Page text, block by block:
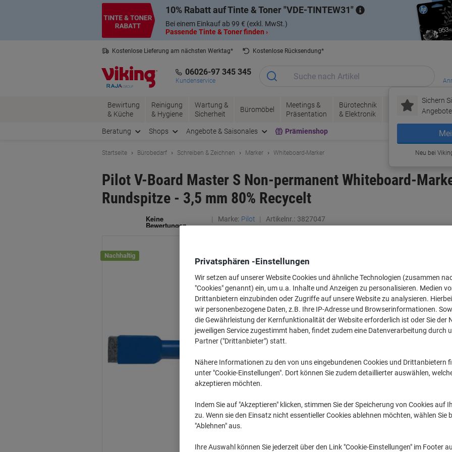
10% Rabatt auf Tinte & Toner VDE-TINTEW31
Bei einem Einkauf ab 99 € (exkl. MwSt.)
Passende Tinte & Toner finden ›
Kostenlose Lieferung am nächsten Werktag*
Kostenlose Rücksendung*
06026-97 345 345
Kundenservice
Sichern
Neu bei
Bewirtung
& Küche
Reinigung
& Hygiene
Wartung &
Sicherheit
Büromöbel
Meetings &
Präsentation
Bürotechnik
& Elektronik
Tinte &
Toner
Papier,
& Pakete
Beratung Shops Angebote & Saisonales Prämienshop
Startseite Bürobedarf Schreiben & Zeichnen Marker Whiteboard-Marker
Pilot V-Board Master S Non-permanent Whiteboard-
Rundspitze - 3,5 mm 80% Recycelt
Marke: Pilot Artikelnr.: 3827047
Nachhaltig
Menge exkl. USt
1-11Stück 2,39 €
12-23Stück 2,19 € -8%
Aktuell verfügbar Lieferung 2-3
Zu einer Liste
Privatsphären -Einstellungen
Wir setzen auf unserer Website Cookies und ähnliche Technologien (zusammen
"Cookies" genannt) ein, um u.a. Inhalte und Anzeigen zu personalisieren. Medien
Drittanbietern einzubinden oder Zugriffe auf unsere Website zu analysieren.
wir personenbezogene Daten, z.B. Ihre IP-Adresse und Browserinformationen.
die Gewährleistung der Kernfunktionalität der Website erforderlich ist oder Sie der
jeweiligen Service zugestimmt haben, findet zudem eine Datenverarbeitung durch
Partner ("Drittanbieter") statt.
Nähere Informationen zu den von uns eingebundenen Cookies und Drittanbietern
unter "Cookie-Einstellungen". Dort können Sie zudem detaillierter auswählen,
akzeptieren möchten.
Indem Sie auf "Akzeptieren" klicken, stimmen Sie der Speicherung von Cookies auf
zu. Wenn sie den Einsatz nicht essentieller Cookies ablehnen möchten, wählen Sie
"Ablehnen" aus.
Ihre Auswahl können Sie jederzeit über den Link "Cookie-Einstellungen" im Footer